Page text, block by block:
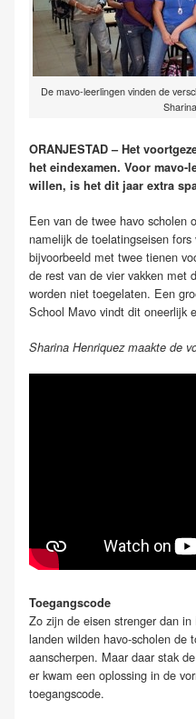
De mavo-leerlingen vinden de
ORANJESTAD – Het
het eindexamen. Voor
willen, is het dit jaar extra
Een van de twee havo scholen
namelijk de toelatingseisen
bijvoorbeeld met twee tienen
de rest van de vier vakken met
worden niet toegelaten. Een
School Mavo vindt dit oneerlijk
Sharina Henriquez maakte de
Toegangscode
Zo zijn de eisen strenger dan
landen wilden havo-scholen de
aanscherpen. Maar daar stak
er kwam een oplossing in de
toegangscode.